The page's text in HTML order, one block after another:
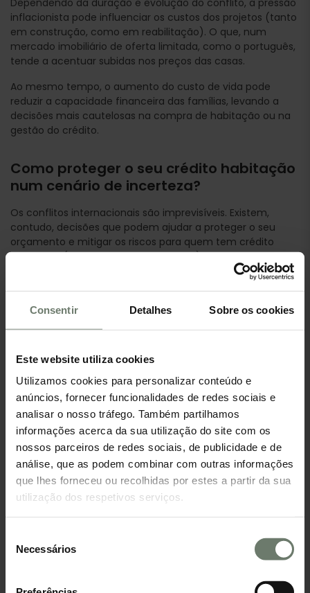
Consentir Detalhes Sobre os cookies
Este website utiliza cookies
Utilizamos cookies para personalizar conteúdo e
anúncios, fornecer funcionalidades de redes sociais e
analisar o nosso tráfego. Também partilhamos
informações acerca da sua utilização do site com os
nossos parceiros de redes sociais, de publicidade e de
análise, que as podem combinar com outras informações
que lhes forneceu ou recolhidas por estes a partir da sua
utilização dos respetivos serviços.
Necessários
Dependendo da duração e evolução do conflito, a pressão
inflacionista pode influenciar os custos dos projetos (tanto
em construção, como em reabilitação). O que, num
mercado imobiliário de oferta limitada, como o português,
tende a acentuar subidas nos preços das casas.
Ao mesmo tempo, o aumento do custo de vida pode
reduzir a capacidade financeira das famílias, levando a
decisões mais cautelosas na compra de habitação ou na
gestão do crédito.
Como proteger o seu crédito habitação
num cenário de incerteza?
Os conflitos internacionais são imprevisíveis. Existem,
contudo, decisões que podem ajudar a proteger o seu
orçamento e mitigar os riscos para quem tem crédito
habitação (ou está à procura de casa).
Compare diferentes opções e modalidades.
Perceba se faz sentido optar por uma taxa
seu perfil financeiro e tolerância ao risco.
Comparar cenários é essencial para tomar uma
decisão informada.
NaTwinkloo, podemos ajudá-lo a analisar as
diferentes ofertas para que possa tomar uma
decisão informada e adequada ao seu perfil.
Simule cenários de subida.
Antes de avançar com um crédito, analise o
impacto de possíveis subidas da Euribor. Saber
como pode evoluir a prestação ajuda a antecipar
Mantenha uma margem de segurança